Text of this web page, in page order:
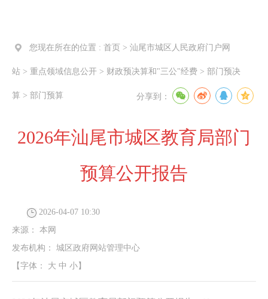
您现在所在的位置 : 首页 > 汕尾市城区人民政府门户网
站 > 重点领域信息公开 > 财政预决算和"三公"经费 > 部门预决
算 > 部门预算 分享到：
2026年汕尾市城区教育局部门
预算公开报告
2026-04-07 10:30
来源： 本网
发布机构： 城区政府网站管理中心
【字体： 大 中 小 】